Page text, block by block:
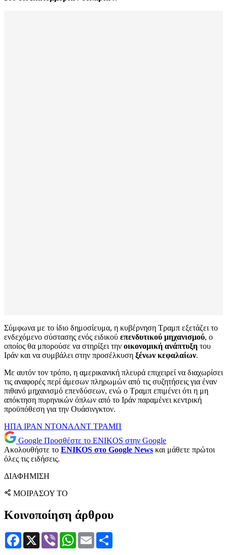
Σύμφωνα με το ίδιο δημοσίευμα, η κυβέρνηση Τραμπ εξετάζει το
ενδεχόμενο σύστασης ενός ειδικού επενδυτικού μηχανισμού, ο
οποίος θα μπορούσε να στηρίξει την οικονομική ανάπτυξη του
Ιράν και να συμβάλει στην προσέλκυση ξένων κεφαλαίων.
Με αυτόν τον τρόπο, η αμερικανική πλευρά επιχειρεί να διαχωρίσει
τις αναφορές περί άμεσων πληρωμών από τις συζητήσεις για έναν
πιθανό μηχανισμό επενδύσεων, ενώ ο Τραμπ επιμένει ότι η μη
απόκτηση πυρηνικών όπλων από το Ιράν παραμένει κεντρική
προϋπόθεση για την Ουάσινγκτον.
ΗΠΑ ΙΡΑΝ ΝΤΟΝΑΛΝΤ ΤΡΑΜΠ
Google Προσθέστε το ENIKOS στην Google
Ακολουθήστε το ENIKOS στο Google News και μάθετε πρώτοι
όλες τις ειδήσεις.
ΔΙΑΦΗΜΙΣΗ
ΜΟΙΡΑΣΟΥ ΤΟ
Κοινοποίηση άρθρου
Facebook
X Viber WhatsApp
Email